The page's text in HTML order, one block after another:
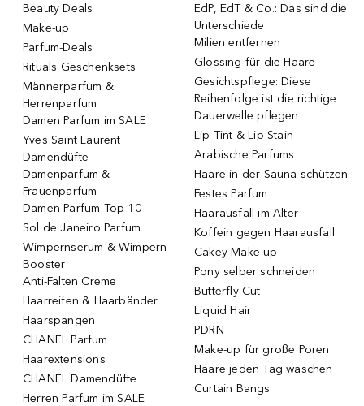
Beauty Deals
Make-up
Parfum-Deals
Rituals Geschenksets
Männerparfum &
Herrenparfum
Damen Parfum im SALE
Yves Saint Laurent
Damendüfte
Damenparfum &
Frauenparfum
Damen Parfum Top 10
Sol de Janeiro Parfum
Wimpernserum & Wimpern-
Booster
Anti-Falten Creme
Haarreifen & Haarbänder
Haarspangen
CHANEL Parfum
Haarextensions
CHANEL Damendüfte
Herren Parfum im SALE
EdP, EdT & Co.: Das sind die
Unterschiede
Milien entfernen
Glossing für die Haare
Gesichtspflege: Diese
Reihenfolge ist die richtige
Dauerwelle pflegen
Lip Tint & Lip Stain
Arabische Parfums
Haare in der Sauna schützen
Festes Parfum
Haarausfall im Alter
Koffein gegen Haarausfall
Cakey Make-up
Pony selber schneiden
Butterfly Cut
Liquid Hair
PDRN
Make-up für große Poren
Haare jeden Tag waschen
Curtain Bangs